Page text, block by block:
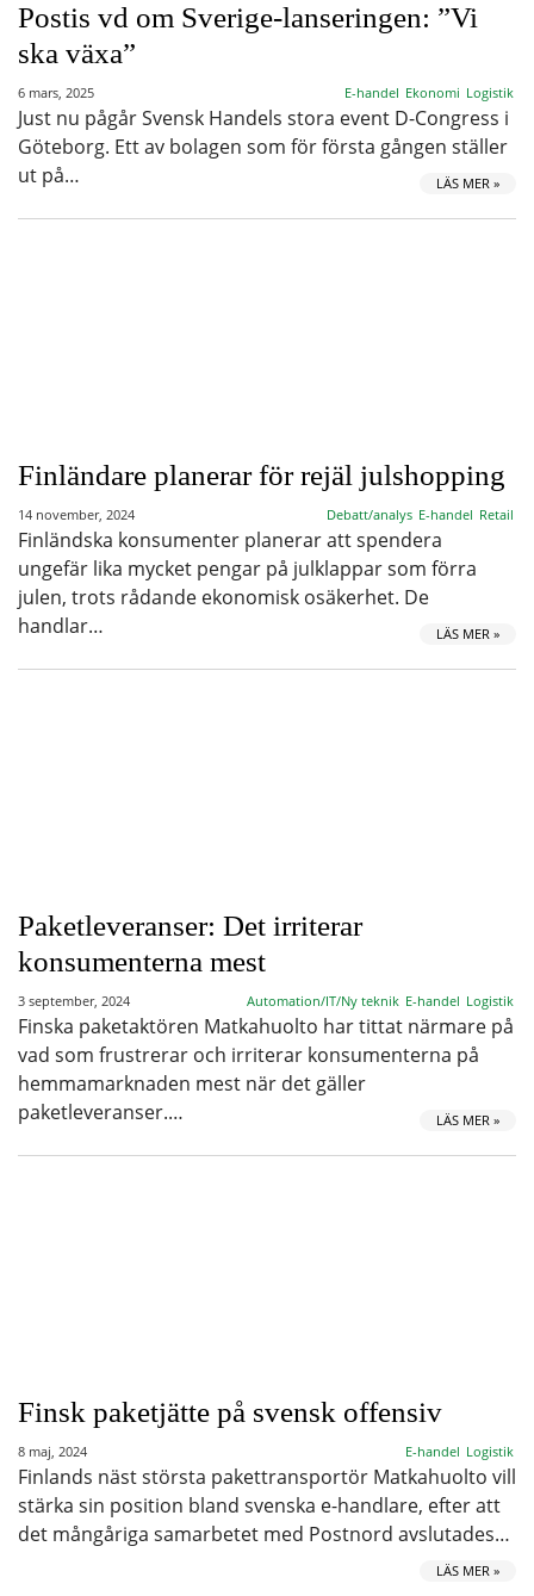
Postis vd om Sverige-lanseringen: ”Vi
ska växa”
6 mars, 2025 E-handel Ekonomi Logistik
Just nu pågår Svensk Handels stora event D-Congress i
Göteborg. Ett av bolagen som för första gången ställer
ut på…
LÄS MER »
Finländare planerar för rejäl julshopping
14 november, 2024 Debatt/analys E-handel Retail
Finländska konsumenter planerar att spendera
ungefär lika mycket pengar på julklappar som förra
julen, trots rådande ekonomisk osäkerhet. De
handlar…
LÄS MER »
Paketleveranser: Det irriterar
konsumenterna mest
3 september, 2024 Automation/IT/Ny teknik E-handel Logistik
Finska paketaktören Matkahuolto har tittat närmare på
vad som frustrerar och irriterar konsumenterna på
hemmamarknaden mest när det gäller
paketleveranser.…
LÄS MER »
Finsk paketjätte på svensk offensiv
8 maj, 2024 E-handel Logistik
Finlands näst största pakettransportör Matkahuolto vill
stärka sin position bland svenska e-handlare, efter att
det mångåriga samarbetet med Postnord avslutades…
LÄS MER »